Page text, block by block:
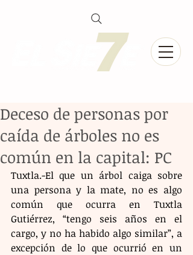
Deceso de personas por
caída de árboles no es
común en la capital: PC
Tuxtla.-El que un árbol caiga sobre
una persona y la mate, no es algo
común que ocurra en Tuxtla
Gutiérrez, “tengo seis años en el
cargo, y no ha habido algo similar”, a
excepción de lo que ocurrió en un